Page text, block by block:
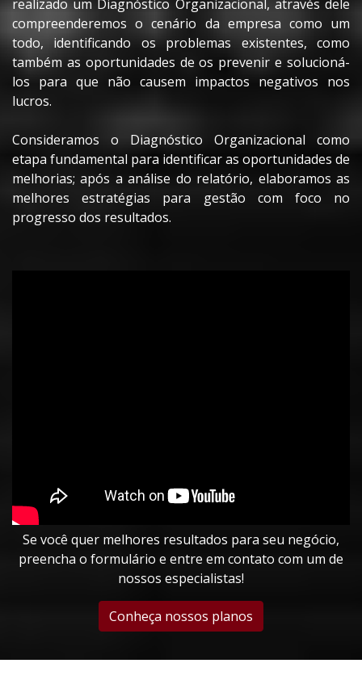
realizado um Diagnóstico Organizacional, através dele
compreenderemos o cenário da empresa como um
todo, identificando os problemas existentes, como
também as oportunidades de os prevenir e solucioná-
los para que não causem impactos negativos nos
lucros.
Consideramos o Diagnóstico Organizacional como
etapa fundamental para identificar as oportunidades de
melhorias; após a análise do relatório, elaboramos as
melhores estratégias para gestão com foco no
progresso dos resultados.
Se você quer melhores resultados para seu negócio,
preencha o formulário e entre em contato com um de
nossos especialistas!
Conheça nossos planos